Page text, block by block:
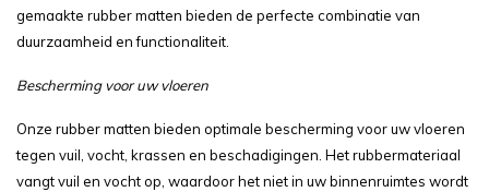
gemaakte rubber matten bieden de perfecte combinatie van
duurzaamheid en functionaliteit.
Bescherming voor uw vloeren
Onze rubber matten bieden optimale bescherming voor uw vloeren
tegen vuil, vocht, krassen en beschadigingen. Het rubbermateriaal
vangt vuil en vocht op, waardoor het niet in uw binnenruimtes wordt